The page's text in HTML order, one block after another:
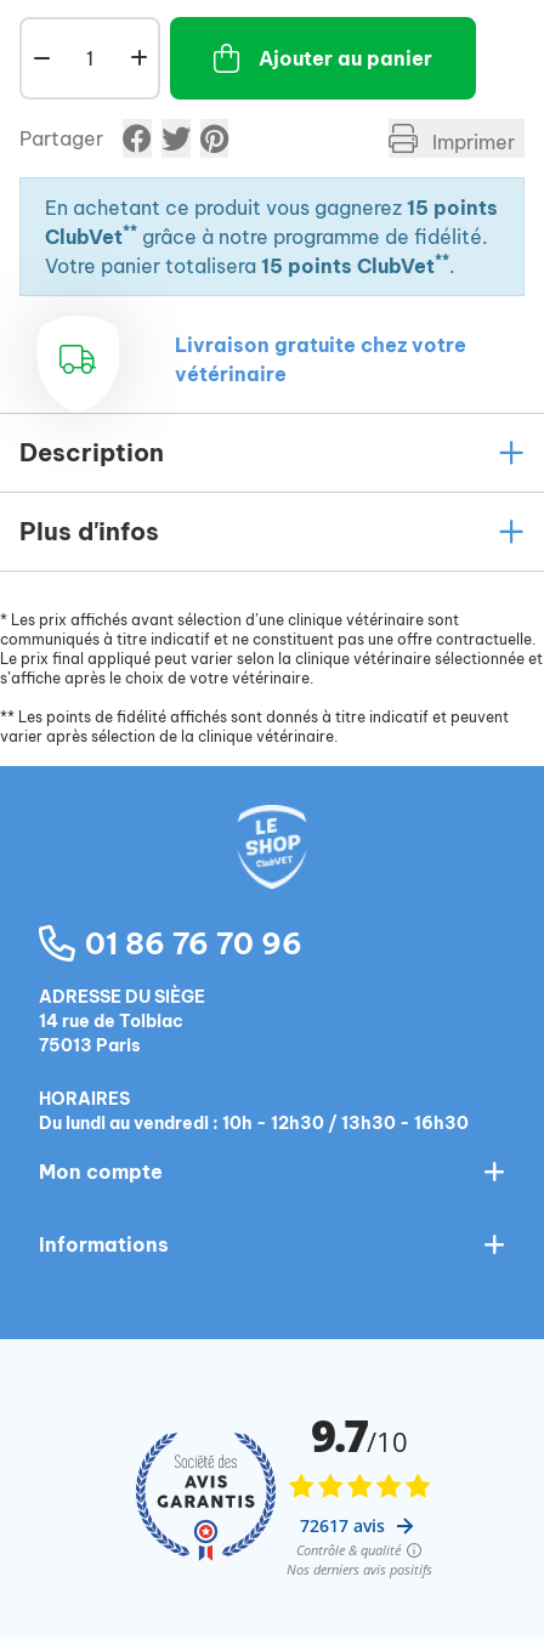
Ajouter au panier
Partager Imprimer
En achetant ce produit vous gagnerez 15 points
ClubVet** grâce à notre programme de fidélité.
Votre panier totalisera 15 points ClubVet**.
Livraison gratuite chez votre
vétérinaire
Description
Plus d'infos
* Les prix affichés avant sélection d’une clinique vétérinaire sont
communiqués à titre indicatif et ne constituent pas une offre contractuelle.
Le prix final appliqué peut varier selon la clinique vétérinaire sélectionnée et
s’affiche après le choix de votre vétérinaire.
** Les points de fidélité affichés sont donnés à titre indicatif et peuvent
varier après sélection de la clinique vétérinaire.
01 86 76 70 96
ADRESSE DU SIÈGE
14 rue de Tolbiac
75013 Paris
HORAIRES
Du lundi au vendredi : 10h - 12h30 / 13h30 - 16h30
Mon compte
Informations